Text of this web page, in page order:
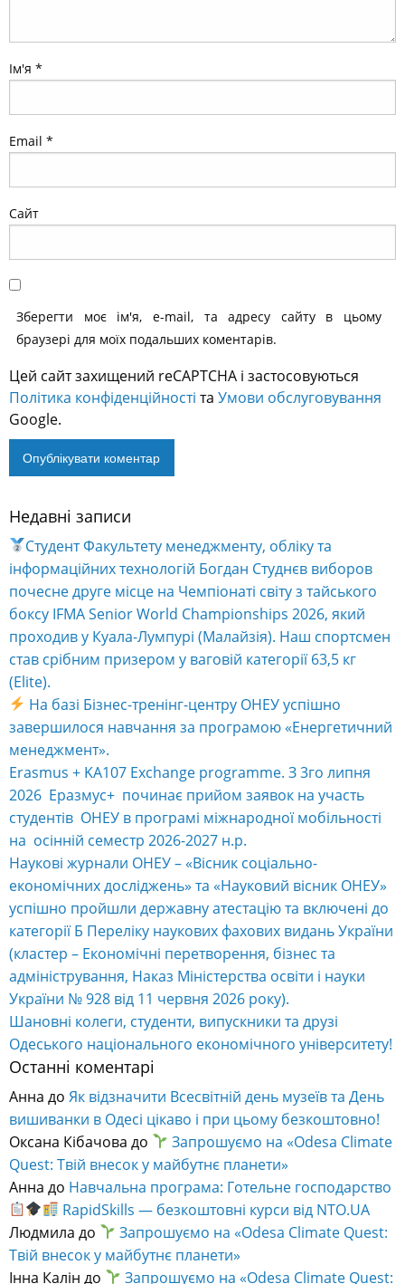
Ім'я *
Email *
Сайт
Зберегти моє ім'я, e-mail, та адресу сайту в цьому
браузері для моїх подальших коментарів.
Цей сайт захищений reCAPTCHA і застосовуються
Політика конфіденційності та Умови обслуговування
Google.
Alternative:
Недавні записи
Студент Факультету менеджменту, обліку та
інформаційних технологій Богдан Студнєв виборов
почесне друге місце на Чемпіонаті світу з тайського
боксу IFMA Senior World Championships 2026, який
проходив у Куала-Лумпурі (Малайзія). Наш спортсмен
став срібним призером у ваговій категорії 63,5 кг
(Elite).
На базі Бізнес-тренінг-центру ОНЕУ успішно
завершилося навчання за програмою «Енергетичний
менеджмент».
Erasmus + KA107 Exchange programme. З 3го липня
2026 Еразмус+ починає прийом заявок на участь
студентів ОНЕУ в програмі міжнародної мобільності
на осінній семестр 2026-2027 н.р.
Наукові журнали ОНЕУ – «Вісник соціально-
економічних досліджень» та «Науковий вісник ОНЕУ»
успішно пройшли державну атестацію та включені до
категорії Б Переліку наукових фахових видань України
(кластер – Економічні перетворення, бізнес та
адміністрування, Наказ Міністерства освіти і науки
України № 928 від 11 червня 2026 року).
Шановні колеги, студенти, випускники та друзі
Одеського національного економічного університету!
Останні коментарі
Анна до Як відзначити Всесвітній день музеїв та День
вишиванки в Одесі цікаво і при цьому безкоштовно!
Оксана Кібачова до
Запрошуємо на «Odesa Climate
Quest: Твій внесок у майбутнє планети»
Анна до Навчальна програма: Готельне господарство
RapidSkills — безкоштовні курси від NTO.UA
Людмила до
Запрошуємо на «Odesa Climate Quest:
Твій внесок у майбутнє планети»
Інна Калін до Запрошуємо на «Odesa Climate Quest: